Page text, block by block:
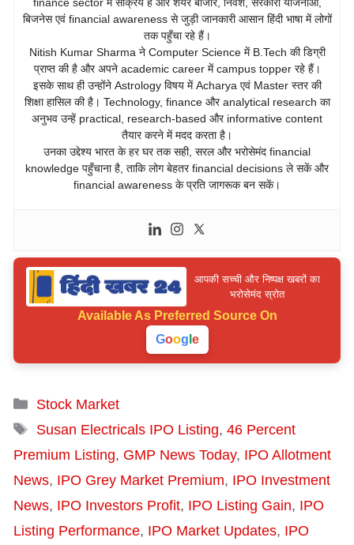
बिजनेस एवं financial awareness से जुड़ी जानकारी आसान हिंदी भाषा में लोगों
तक पहुँचा रहे हैं।
Nitish Kumar Sharma ने Computer Science में B.Tech की डिग्री
प्राप्त की है और अपने academic career में campus topper रहे हैं।
इसके साथ ही उन्होंने Astrology विषय में Acharya एवं Master स्तर की
शिक्षा हासिल की है। Technology, finance और analytical research का
अनुभव उन्हें practical, research-based और informative content
तैयार करने में मदद करता है।
उनका उद्देश्य भारत के हर घर तक सही, सरल और भरोसेमंद financial
knowledge पहुँचाना है, ताकि लोग बेहतर financial decisions ले सकें और
financial awareness के प्रति जागरूक बन सकें।
आपकी सच्ची और निष्पक्ष खबरों का
भरोसेमंद स्रोत
Available As Preferred Source On
Goog e
Categories
Stock Market
Tags
Susan Electricals IPO Listing, 46 Percent
Premium Listing, GMP News Today, IPO Allotment
News, IPO Grey Market Premium, IPO Investment
News, IPO Investors Profit, IPO Listing Gain, IPO
Listing Performance, IPO Market Updates, IPO